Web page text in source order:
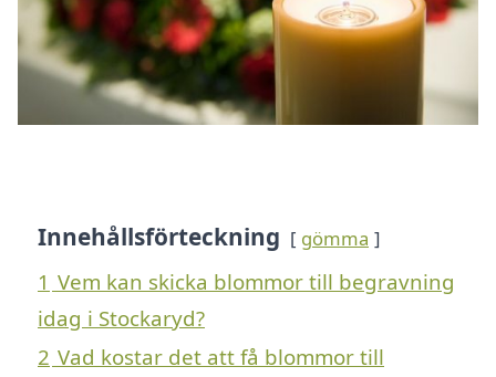
Innehållsförteckning gömma
1 Vem kan skicka blommor till begravning
idag i Stockaryd?
2 Vad kostar det att få blommor till